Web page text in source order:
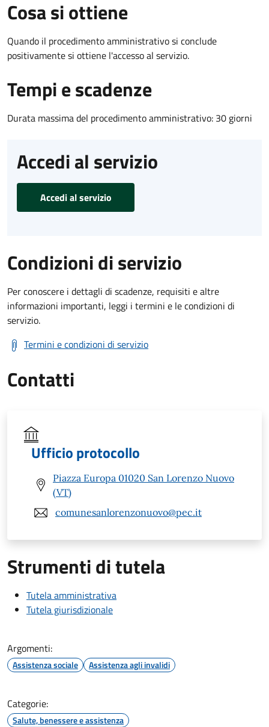
Cosa si ottiene
Quando il procedimento amministrativo si conclude
positivamente si ottiene l'accesso al servizio.
Tempi e scadenze
Durata massima del procedimento amministrativo: 30 giorni
Accedi al servizio
Accedi al servizio
Condizioni di servizio
Per conoscere i dettagli di scadenze, requisiti e altre
informazioni importanti, leggi i termini e le condizioni di
servizio.
Termini e condizioni di servizio
Contatti
Ufficio protocollo
Piazza Europa 01020 San Lorenzo Nuovo
(VT)
comunesanlorenzonuovo@pec.it
Strumenti di tutela
Tutela amministrativa
Tutela giurisdizionale
Argomenti:
Assistenza sociale Assistenza agli invalidi
Categorie:
Salute, benessere e assistenza